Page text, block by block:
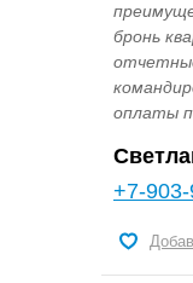
бронь
оплаты
+7-